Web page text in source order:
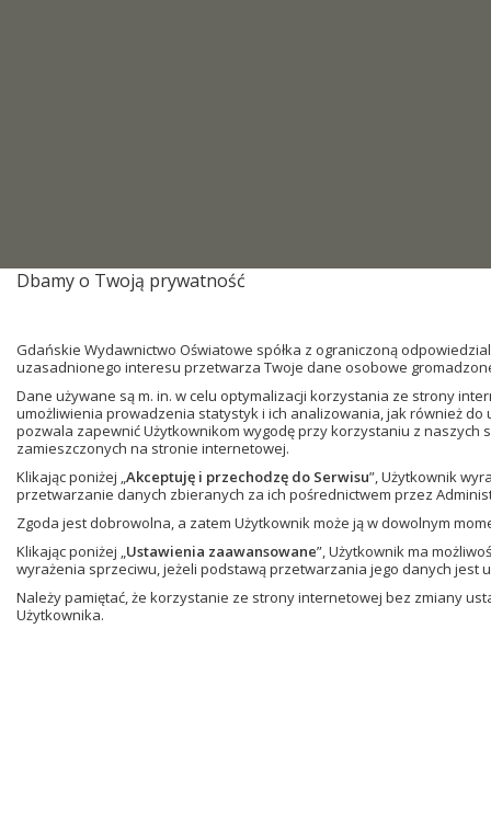
Dbamy o Twoją prywatność
Gdańskie Wydawnictwo Oświatowe spółka z ograniczoną
uzasadnionego interesu przetwarza Twoje dane osobowe
Dane używane są m. in. w celu optymalizacji korzystania ze strony
umożliwienia prowadzenia statystyk i ich analizowania, jak również
pozwala zapewnić Użytkownikom wygodę przy korzystaniu z
zamieszczonych na stronie internetowej.
Klikając poniżej „Akceptuję i przechodzę do Serwisu”, Użytkownik
przetwarzanie danych zbieranych za ich pośrednictwem przez
Zgoda jest dobrowolna, a zatem Użytkownik może ją w dowolnym
Klikając poniżej „Ustawienia zaawansowane”, Użytkownik ma
wyrażenia sprzeciwu, jeżeli podstawą przetwarzania jego danych jest
Należy pamiętać, że korzystanie ze strony internetowej bez zmiany
Użytkownika.